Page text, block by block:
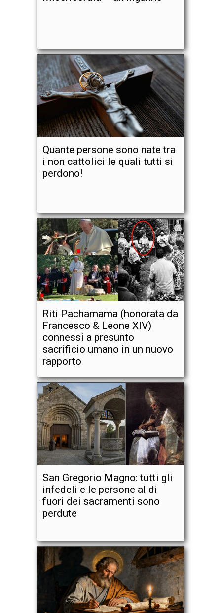
Quante persone sono nate tra
i non cattolici le quali tutti si
perdono!
Riti Pachamama (honorata da
Francesco & Leone XIV)
connessi a presunto
sacrificio umano in un nuovo
rapporto
San Gregorio Magno: tutti gli
infedeli e le persone al di
fuori dei sacramenti sono
perdute